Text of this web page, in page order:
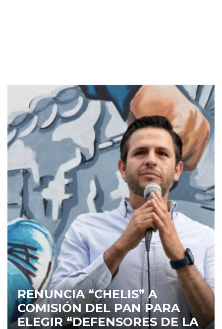
RENUNCIA “CHELIS” A
COMISIÓN DEL PAN PARA
ELEGIR “DEFENSORES DE LA